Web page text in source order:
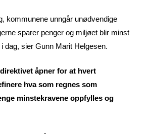
kommunene unngår unødvendige
sparer penger og miljøet blir minst
dag, sier Gunn Marit Helgesen.
åpner for at hvert
hva som regnes som
minstekravene oppfylles og